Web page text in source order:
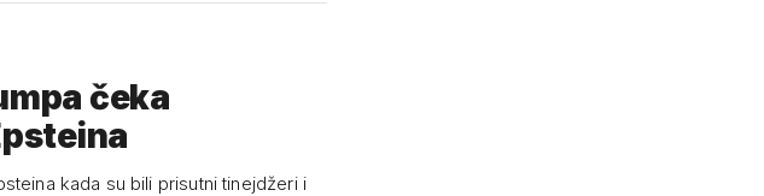
čeka
pakao zbog Epsteina
kada su bili prisutni tinejdžeri i